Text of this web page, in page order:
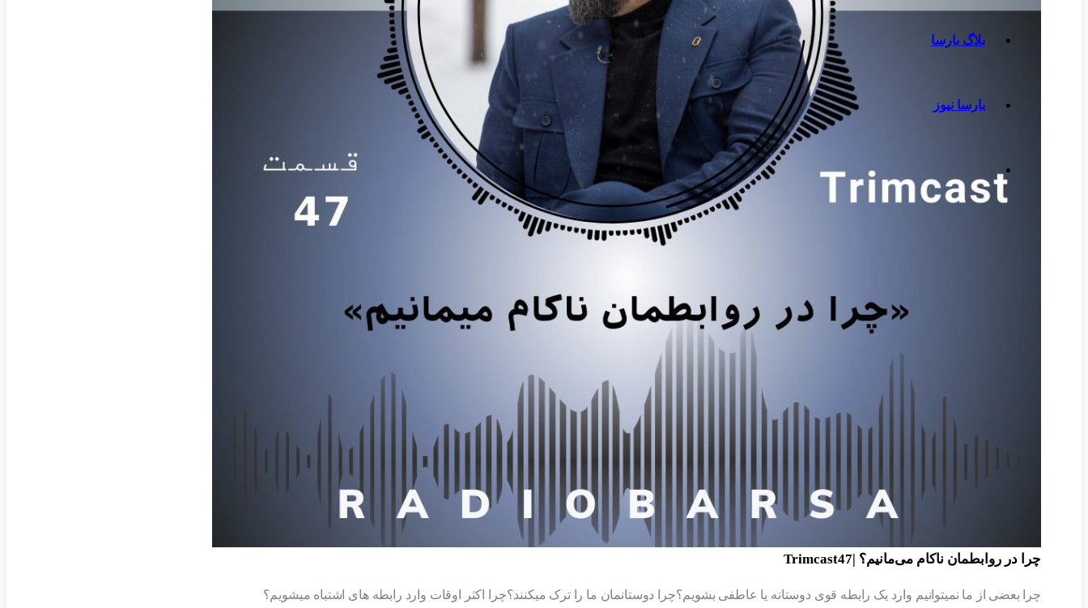
بلاگ بارسا
بارسا نیوز
چرا در روابطمان ناکام می‌مانیم؟ |Trimcast47
چرا بعضی از ما نمیتوانیم وارد یک رابطه قوی دوستانه یا عاطفی بشویم؟چرا دوستانمان ما را ترک میکنند؟چرا اکثر اوقات وارد رابطه های اشتباه میشویم؟